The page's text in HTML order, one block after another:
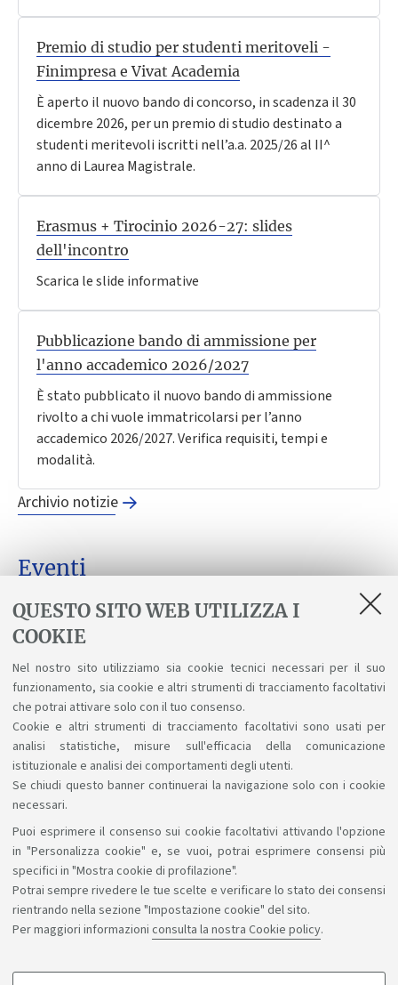
QUESTO SITO WEB UTILIZZA I
COOKIE
Nel nostro sito utilizziamo sia cookie tecnici necessari per il suo
funzionamento, sia cookie e altri strumenti di tracciamento facoltativi
che potrai attivare solo con il tuo consenso.
Cookie e altri strumenti di tracciamento facoltativi sono usati per
analisi statistiche, misure sull'efficacia della comunicazione
istituzionale e analisi dei comportamenti degli utenti.
Se chiudi questo banner continuerai la navigazione solo con i cookie
necessari.
Puoi esprimere il consenso sui cookie facoltativi attivando l'opzione
in "Personalizza cookie" e, se vuoi, potrai esprimere consensi più
specifici in "Mostra cookie di profilazione".
Potrai sempre rivedere le tue scelte e verificare lo stato dei consensi
rientrando nella sezione "Impostazione cookie" del sito.
Per maggiori informazioni consulta la nostra Cookie policy.
Premio di studio per studenti meritoveli -
Finimpresa e Vivat Academia
È aperto il nuovo bando di concorso, in scadenza il 30
dicembre 2026, per un premio di studio destinato a
studenti meritevoli iscritti nell’a.a. 2025/26 al II^
anno di Laurea Magistrale.
Erasmus + Tirocinio 2026-27: slides
dell'incontro
Scarica le slide informative
Pubblicazione bando di ammissione per
l'anno accademico 2026/2027
È stato pubblicato il nuovo bando di ammissione
rivolto a chi vuole immatricolarsi per l’anno
accademico 2026/2027. Verifica requisiti, tempi e
modalità.
Archivio notizie
Eventi
Archivio eventi
Eventi di orientamento
Oggi non ci sono open day
Vai agli eventi di orientamento
Sosteniamo il diritto alla conoscenza
Seguici su: